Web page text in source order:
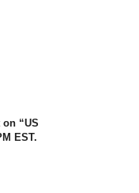
“US
EST.